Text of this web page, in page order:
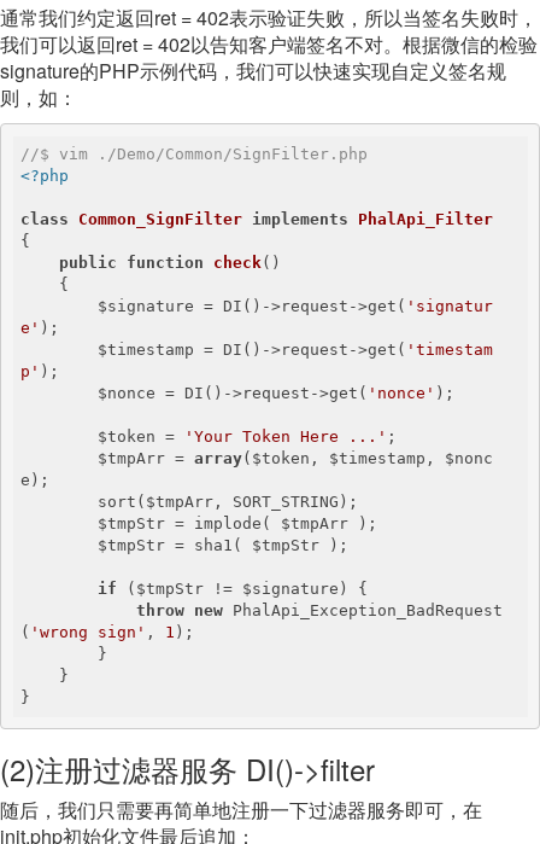
通常我们约定返回ret = 402表示验证失败，所以当签名失败时，
我们可以返回ret = 402以告知客户端签名不对。根据微信的检验
signature的PHP示例代码，我们可以快速实现自定义签名规
则，如：
//$ vim ./Demo/Common/SignFilter.php
<?php
class Common_SignFilter implements
PhalApi_Filter
{
public
function check()
{
        $signature = DI()->request->get(
'signatur
e' );
        $timestamp = DI()->request->get(
'timestam
p' );
        $nonce = DI()->request->get(
'nonce' );
        $token =
'Your Token Here ...' ;
        $tmpArr =
array($token, $timestamp, $nonc
e);
if ($tmpStr != $signature) {
throw new PhalApi_Exception_BadRequest
( 'wrong sign' , 1 );
}
(2)注册过滤器服务 DI()->filter
随后，我们只需要再简单地注册一下过滤器服务即可，在
init.php初始化文件最后追加：